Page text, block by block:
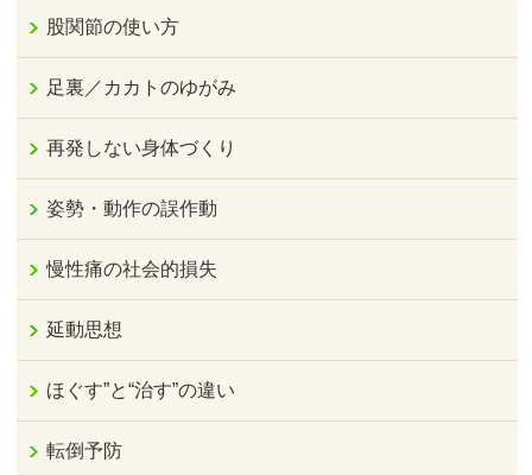
股関節の使い方
足裏／カカトのゆがみ
再発しない身体づくり
姿勢・動作の誤作動
慢性痛の社会的損失
延動思想
ほぐす”と“治す”の違い
転倒予防